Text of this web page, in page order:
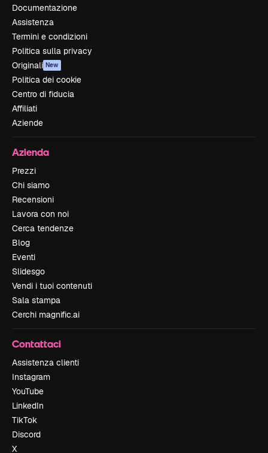
Documentazione
Assistenza
Termini e condizioni
Politica sulla privacy
Originali New
Politica dei cookie
Centro di fiducia
Affiliati
Aziende
Azienda
Prezzi
Chi siamo
Recensioni
Lavora con noi
Cerca tendenze
Blog
Eventi
Slidesgo
Vendi i tuoi contenuti
Sala stampa
Cerchi magnific.ai
Contattaci
Assistenza clienti
Instagram
YouTube
LinkedIn
TikTok
Discord
X